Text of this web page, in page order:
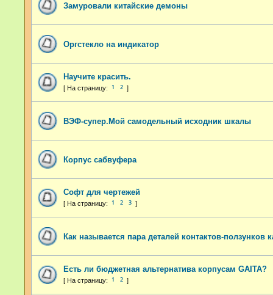
Замуровали китайские демоны
Оргстекло на индикатор
Научите красить.
1 2
ВЭФ-супер.Мой самодельный исходник шкалы
Корпус сабвуфера
Софт для чертежей
1 2 3
Как называется пара деталей контактов-ползунков
Есть ли бюджетная альтернатива корпусам GAITA?
1 2